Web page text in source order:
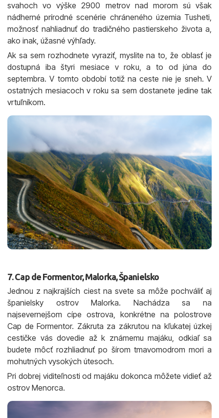
svahoch vo výške 2900 metrov nad morom sú však
nádherné prírodné scenérie chráneného územia Tusheti,
možnosť nahliadnuť do tradičného pastierskeho života a,
ako inak, úžasné výhľady.
Ak sa sem rozhodnete vyraziť, myslite na to, že oblasť je
dostupná iba štyri mesiace v roku, a to od júna do
septembra. V tomto období totiž na ceste nie je sneh. V
ostatných mesiacoch v roku sa sem dostanete jedine tak
vrtuľníkom.
7. Cap de Formentor, Malorka, Španielsko
Jednou z najkrajších ciest na svete sa môže pochváliť aj
španielsky ostrov Malorka. Nachádza sa na
najsevernejšom cípe ostrova, konkrétne na polostrove
Cap de Formentor. Zákruta za zákrutou na kľukatej úzkej
cestičke vás dovedie až k známemu majáku, odkiaľ sa
budete môcť rozhliadnuť po šírom tmavomodrom mori a
mohutných vysokých útesoch.
Pri dobrej viditeľnosti od majáku dokonca môžete vidieť až
ostrov Menorca.